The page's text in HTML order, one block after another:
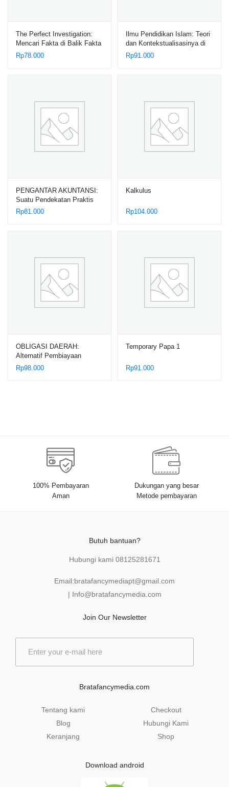
The Perfect Investigation:
Mencari Fakta di Balik Fakta
Rp78.000
Ilmu Pendidikan Islam: Teori
dan Kontekstualisasinya di
Era Revolusi Industri 4.0 dan
Society 5.0
Rp91.000
PENGANTAR AKUNTANSI:
Suatu Pendekatan Praktis
Rp81.000
Kalkulus
Rp104.000
OBLIGASI DAERAH:
Alternatif Pembiayaan
Pembangunan Daerah
Berdasarkan Asas
Rp98.000
Temporary Papa 1
Rp91.000
100% Pembayaran
Aman
Dukungan yang besar
Metode pembayaran
Butuh bantuan?
Hubungi kami 08125281671
Email:bratafancymediapt@gmail.com
| Info@bratafancymedia .com
Join Our Newsletter
Bratafancymedia.com
Tentang kami
Blog
Keranjang
Checkout
Hubungi Kami
Shop
Download android